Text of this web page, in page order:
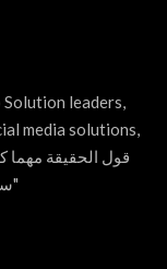
Solution leaders,
media solutions,
سيفٌ حاد يقتل ويقتل صاحبه"